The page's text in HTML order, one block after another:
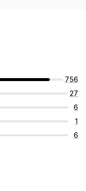
756
27
6
1
6